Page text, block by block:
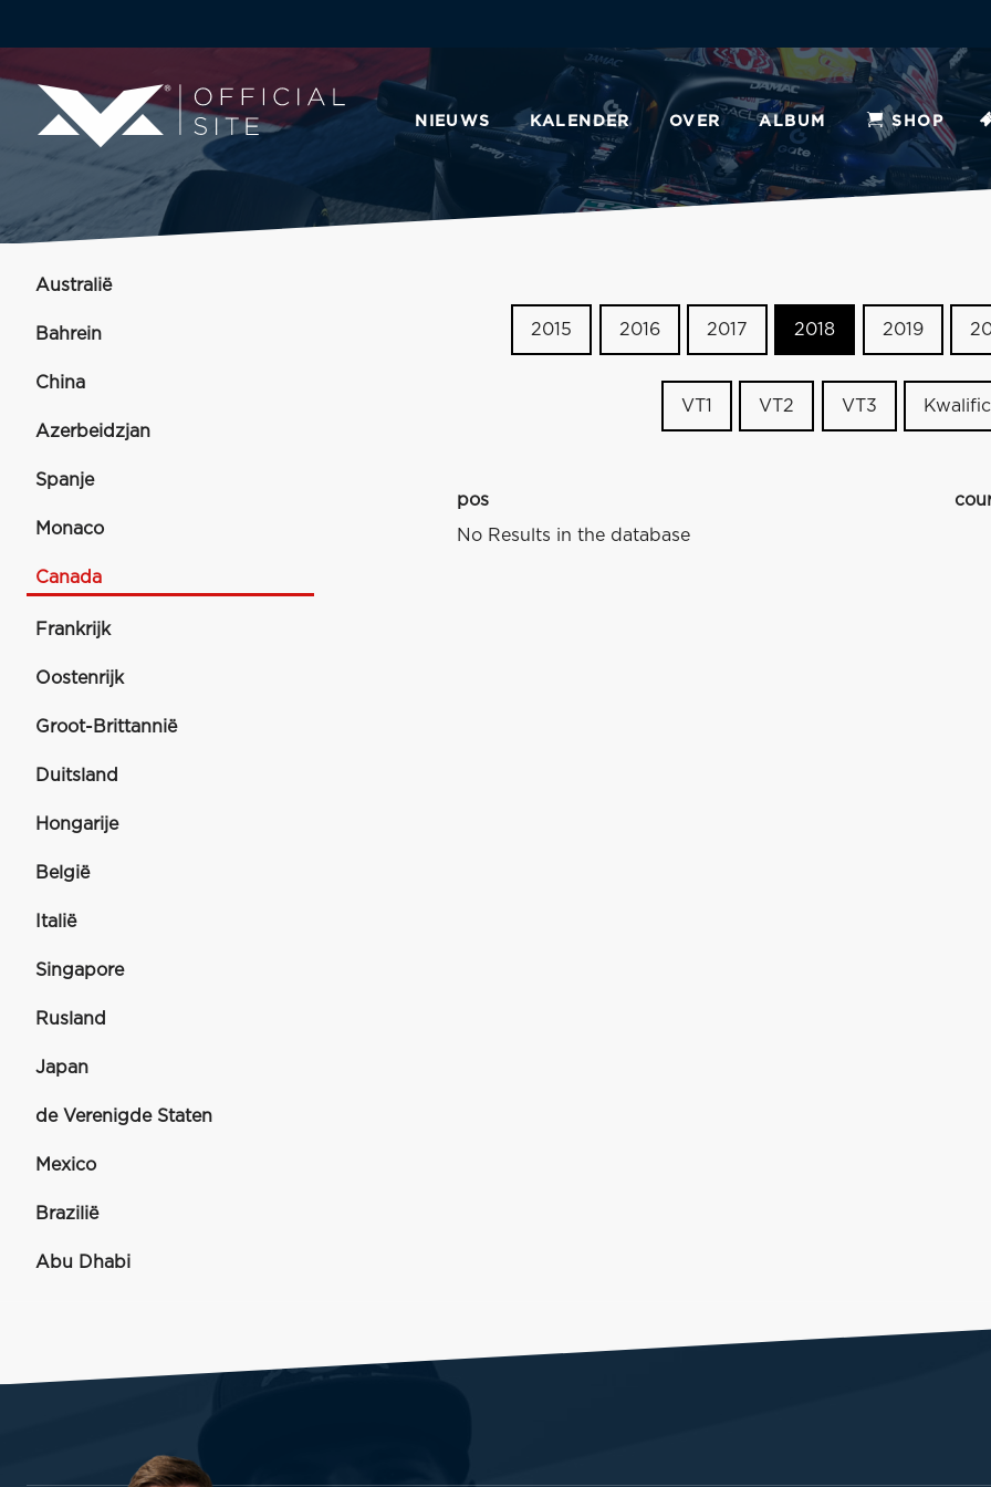
NIEUWS KALENDER OVER ALBUM SHOP
Australië
Bahrein
China
Azerbeidzjan
Spanje
Monaco
Canada
Frankrijk
Oostenrijk
Groot-Brittannië
Duitsland
Hongarije
België
Italië
Singapore
Rusland
Japan
de Verenigde Staten
Mexico
Brazilië
Abu Dhabi
2015 2016 2017 2018 2019
VT1 VT2 VT3
pos
No Results in the database